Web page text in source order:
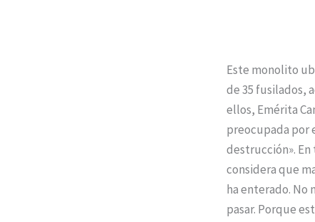
Este monolito
de 35 fusilados,
ellos, Emérita
preocupada por
destrucción».
considera que
ha enterado. No
pasar. Porque